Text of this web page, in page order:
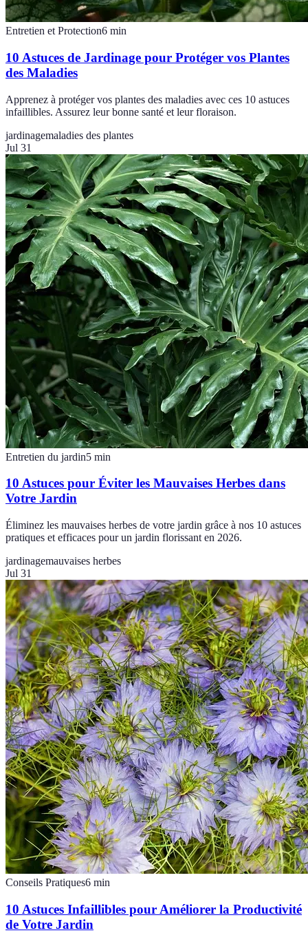
Entretien et Protection6 min
10 Astuces de Jardinage pour Protéger vos Plantes
des Maladies
Apprenez à protéger vos plantes des maladies avec ces 10 astuces
infaillibles. Assurez leur bonne santé et leur floraison.
jardinagemaladies des plantes
Jul 31
Entretien du jardin5 min
10 Astuces pour Éviter les Mauvaises Herbes dans
Votre Jardin
Éliminez les mauvaises herbes de votre jardin grâce à nos 10 astuces
pratiques et efficaces pour un jardin florissant en 2026.
jardinagemauvaises herbes
Jul 31
Conseils Pratiques6 min
10 Astuces Infaillibles pour Améliorer la Productivité
de Votre Jardin